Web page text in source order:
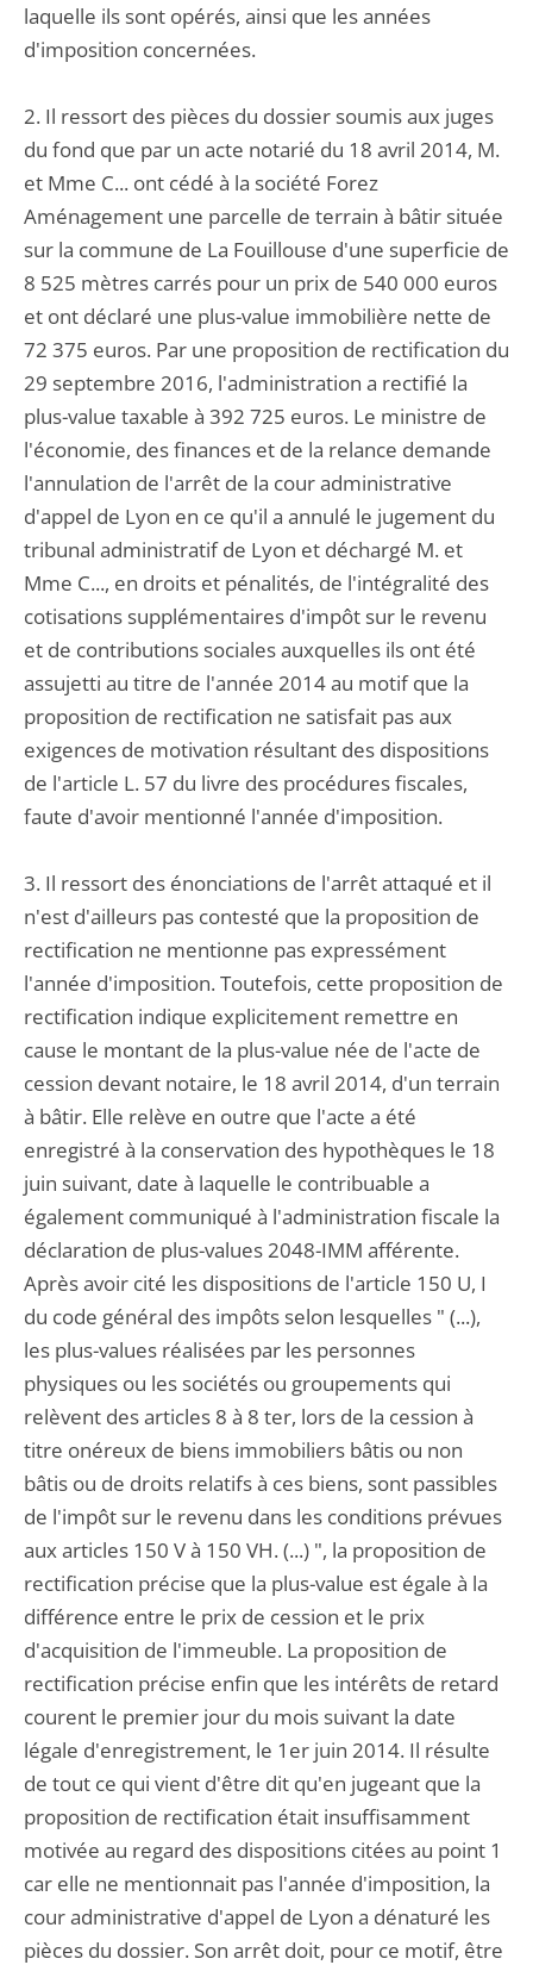
laquelle ils sont opérés, ainsi que les années
d'imposition concernées.
2. Il ressort des pièces du dossier soumis aux juges
du fond que par un acte notarié du 18 avril 2014, M.
et Mme C... ont cédé à la société Forez
Aménagement une parcelle de terrain à bâtir située
sur la commune de La Fouillouse d'une superficie de
8 525 mètres carrés pour un prix de 540 000 euros
et ont déclaré une plus-value immobilière nette de
72 375 euros. Par une proposition de rectification du
29 septembre 2016, l'administration a rectifié la
plus-value taxable à 392 725 euros. Le ministre de
l'économie, des finances et de la relance demande
l'annulation de l'arrêt de la cour administrative
d'appel de Lyon en ce qu'il a annulé le jugement du
tribunal administratif de Lyon et déchargé M. et
Mme C..., en droits et pénalités, de l'intégralité des
cotisations supplémentaires d'impôt sur le revenu
et de contributions sociales auxquelles ils ont été
assujetti au titre de l'année 2014 au motif que la
proposition de rectification ne satisfait pas aux
exigences de motivation résultant des dispositions
de l'article L. 57 du livre des procédures fiscales,
faute d'avoir mentionné l'année d'imposition.
3. Il ressort des énonciations de l'arrêt attaqué et il
n'est d'ailleurs pas contesté que la proposition de
rectification ne mentionne pas expressément
l'année d'imposition. Toutefois, cette proposition de
rectification indique explicitement remettre en
cause le montant de la plus-value née de l'acte de
cession devant notaire, le 18 avril 2014, d'un terrain
à bâtir. Elle relève en outre que l'acte a été
enregistré à la conservation des hypothèques le 18
juin suivant, date à laquelle le contribuable a
également communiqué à l'administration fiscale la
déclaration de plus-values 2048-IMM afférente.
Après avoir cité les dispositions de l'article 150 U, I
du code général des impôts selon lesquelles " (...),
les plus-values réalisées par les personnes
physiques ou les sociétés ou groupements qui
relèvent des articles 8 à 8 ter, lors de la cession à
titre onéreux de biens immobiliers bâtis ou non
bâtis ou de droits relatifs à ces biens, sont passibles
de l'impôt sur le revenu dans les conditions prévues
aux articles 150 V à 150 VH. (...) ", la proposition de
rectification précise que la plus-value est égale à la
différence entre le prix de cession et le prix
d'acquisition de l'immeuble. La proposition de
rectification précise enfin que les intérêts de retard
courent le premier jour du mois suivant la date
légale d'enregistrement, le 1er juin 2014. Il résulte
de tout ce qui vient d'être dit qu'en jugeant que la
proposition de rectification était insuffisamment
motivée au regard des dispositions citées au point 1
car elle ne mentionnait pas l'année d'imposition, la
cour administrative d'appel de Lyon a dénaturé les
pièces du dossier. Son arrêt doit, pour ce motif, être